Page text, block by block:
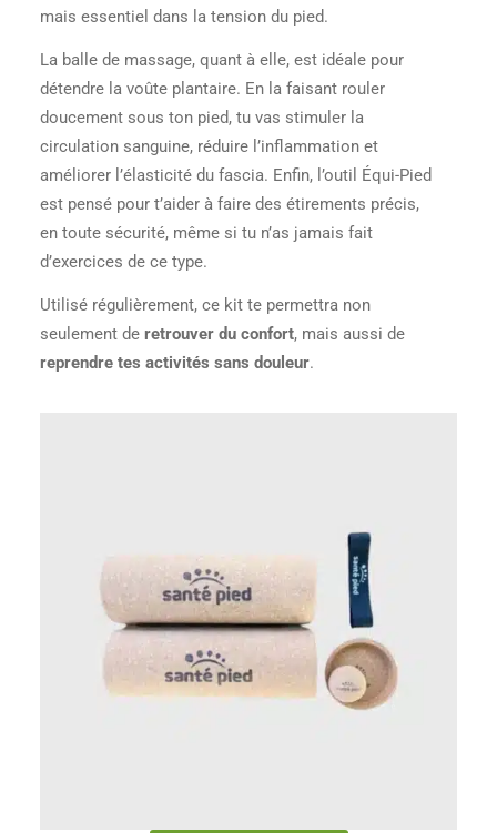
mais essentiel dans la tension du pied.
La balle de massage, quant à elle, est idéale pour
détendre la voûte plantaire. En la faisant rouler
doucement sous ton pied, tu vas stimuler la
circulation sanguine, réduire l’inflammation et
améliorer l’élasticité du fascia. Enfin, l’outil Équi-Pied
est pensé pour t’aider à faire des étirements précis,
en toute sécurité, même si tu n’as jamais fait
d’exercices de ce type.
Utilisé régulièrement, ce kit te permettra non
seulement deretrouver du confort, mais aussi de
reprendre tes activités sans douleur.